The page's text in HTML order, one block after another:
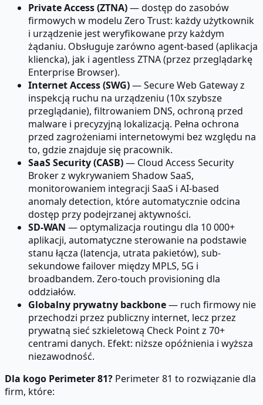
Private Access (ZTNA)— dostęp do zasobów
firmowych w modelu Zero Trust: każdy użytkownik
i urządzenie jest weryfikowane przy każdym
żądaniu. Obsługuje zarówno agent-based (aplikacja
kliencka), jak i agentless ZTNA (przez przeglądarkę
Enterprise Browser).
Internet Access (SWG)— Secure Web Gateway z
inspekcją ruchu na urządzeniu (10x szybsze
przeglądanie), filtrowaniem DNS, ochroną przed
malware i precyzyjną lokalizacją. Pełna ochrona
przed zagrożeniami internetowymi bez względu na
to, gdzie znajduje się pracownik.
SaaS Security (CASB)— Cloud Access Security
Broker z wykrywaniem Shadow SaaS,
monitorowaniem integracji SaaS i AI-based
anomaly detection, które automatycznie odcina
dostęp przy podejrzanej aktywności.
SD-WAN — optymalizacja routingu dla 10 000+
aplikacji, automatyczne sterowanie na podstawie
stanu łącza (latencja, utrata pakietów), sub-
sekundowe failover między MPLS, 5G i
broadbandem. Zero-touch provisioning dla
oddziałów.
Globalny prywatny backbone— ruch firmowy nie
przechodzi przez publiczny internet, lecz przez
prywatną sieć szkieletową Check Point z 70+
centrami danych. Efekt: niższe opóźnienia i wyższa
niezawodność.
Dla kogo Perimeter 81? Perimeter 81 to rozwiązanie dla
firm, które: